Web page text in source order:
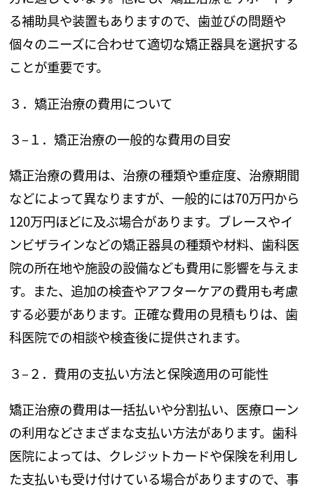
る補助具や装置もありますので、歯並びの問題や
個々のニーズに合わせて適切な矯正器具を選択する
ことが重要です。
３．矯正治療の費用について
３–１．矯正治療の一般的な費用の目安
矯正治療の費用は、治療の種類や重症度、治療期間
などによって異なりますが、一般的には70万円から
120万円ほどに及ぶ場合があります。ブレースやイ
ンビザラインなどの矯正器具の種類や材料、歯科医
院の所在地や施設の設備なども費用に影響を与えま
す。また、追加の検査やアフターケアの費用も考慮
する必要があります。正確な費用の見積もりは、歯
科医院での相談や検査後に提供されます。
３–２．費用の支払い方法と保険適用の可能性
矯正治療の費用は一括払いや分割払い、医療ローン
の利用などさまざまな支払い方法があります。歯科
医院によっては、クレジットカードや保険を利用し
た支払いも受け付けている場合がありますので、事